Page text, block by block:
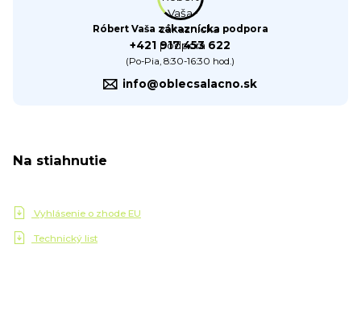
Róbert Vaša zákaznícka podpora
+421 917 453 622
(Po-Pia, 8:30-16:30 hod.)
info@oblecsalacno.sk
Na stiahnutie
Vyhlásenie o zhode EU
Technický list